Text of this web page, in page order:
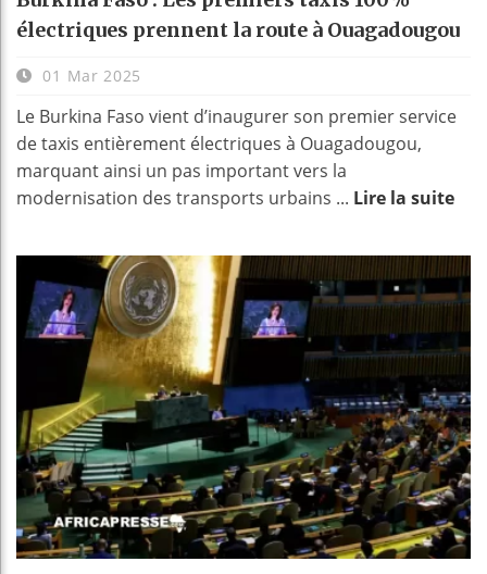
électriques prennent la route à Ouagadougou
01 Mar 2025
Le Burkina Faso vient d’inaugurer son premier service
de taxis entièrement électriques à Ouagadougou,
marquant ainsi un pas important vers la
modernisation des transports urbains ... Lire la suite